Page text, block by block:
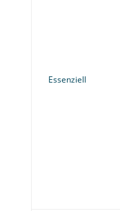
Essenziell